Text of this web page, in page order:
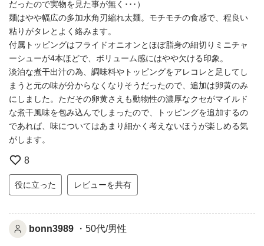
だったので実物を見た事が無く･･･）
麺はやや幅広の多加水角刃縮れ太麺。モチモチの食感で、程良い
粘りがタレとよく絡みます。
付属トッピングはフライドオニオンとほぼ脂身の細切りミニチャ
ーシューが4本ほどで、ボリューム感にはやや欠ける印象。
淡泊な煮干出汁の為、調味料やトッピングをアレコレと足してし
まうと元の味が分からなくなりそうだったので、追加は卵黄のみ
にしました。ただその卵黄さえも動物性の濃厚なクセがマイルド
な煮干風味を包み込んでしまったので、トッピングを追加するの
であれば、味についてはあまり細かく考えないほうが楽しめる気
がします。
8
役に立った レビューを共有
bonn3989 ・50代/男性